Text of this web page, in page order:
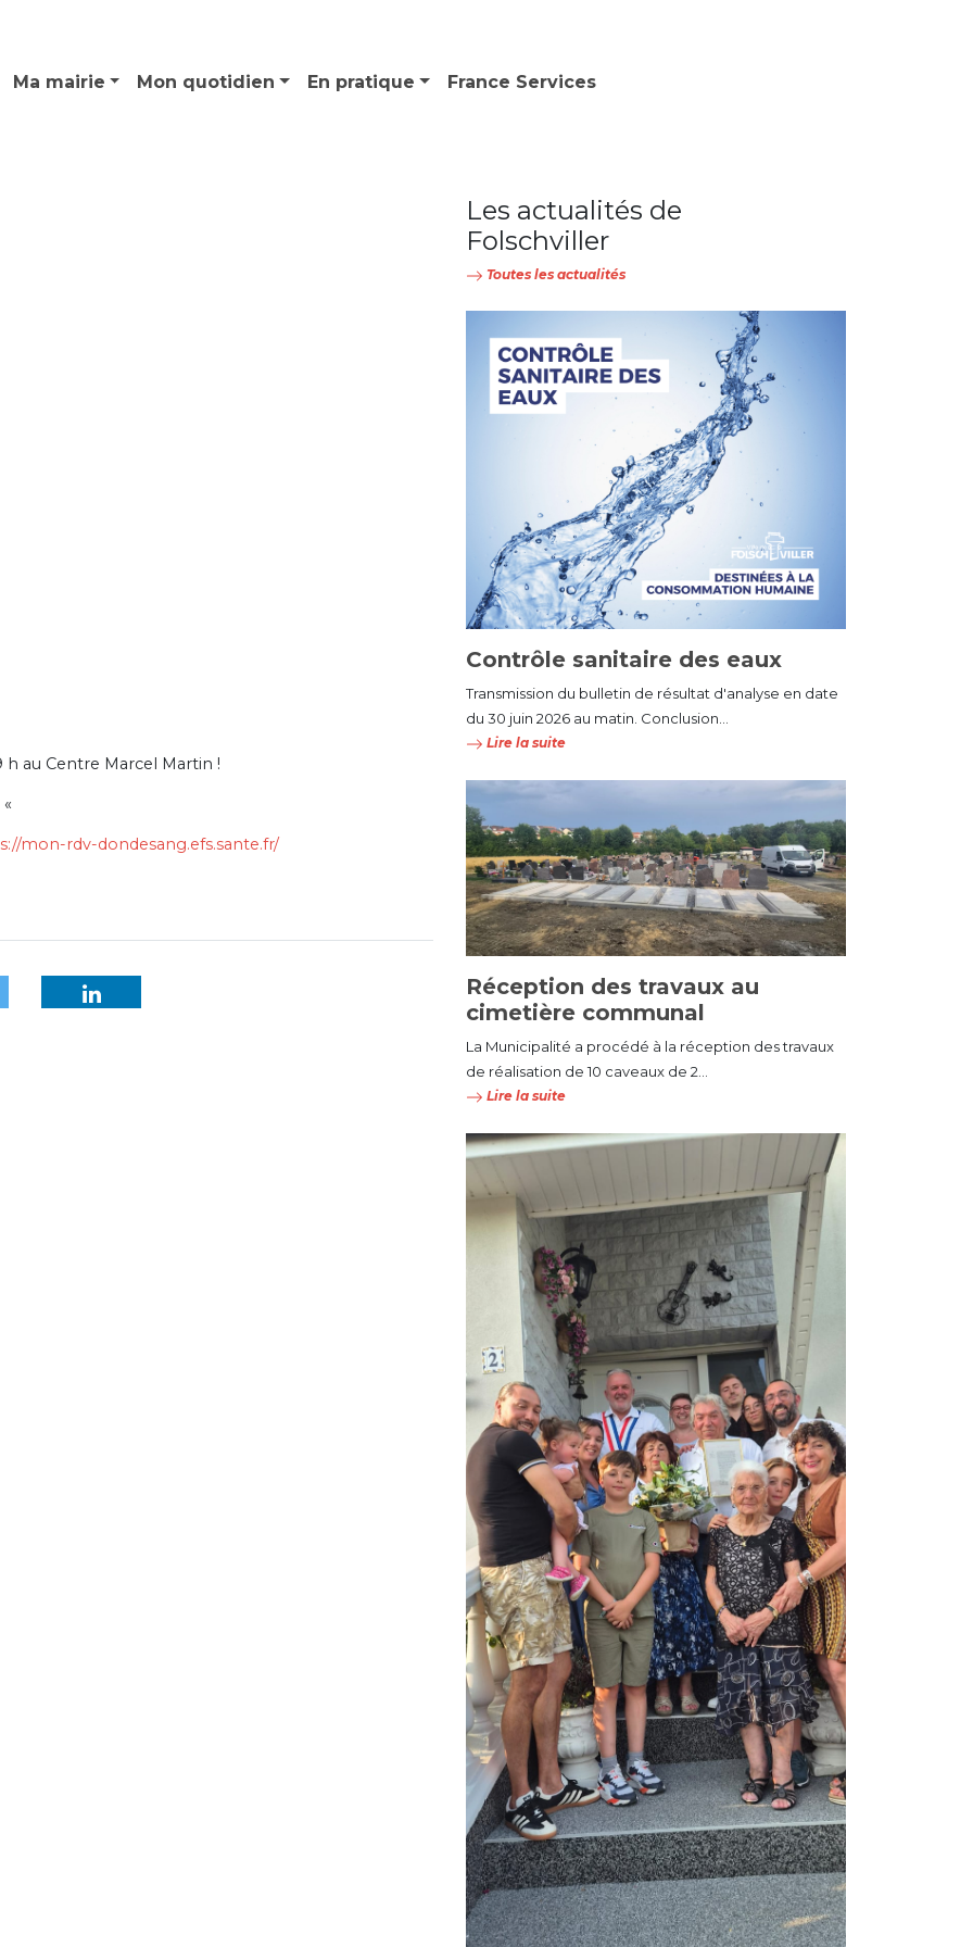
Ma mairie Mon quotidien En pratique France Services
h au Centre Marcel Martin !
mon-rdv-dondesang.efs.sante.fr/
Les actualités de
Folschviller
Toutes les actualités
Contrôle sanitaire des eaux
Transmission du bulletin de résultat d'analyse en date
du 30 juin 2026 au matin. Conclusion...
Lire la suite
Réception des travaux au
cimetière communal
La Municipalité a procédé à la réception des travaux
de réalisation de 10 caveaux de 2...
Lire la suite